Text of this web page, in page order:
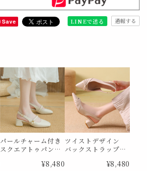
Save LINEで送る 通報する
パールチャーム付き
スクエアトゥパンプ
¥8,480
ツイストデザイン
バックストラップパ
¥8,480